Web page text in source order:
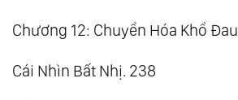
Chương 12: Chuyển Hóa Khổ
Cái Nhìn Bất Nhị. 238